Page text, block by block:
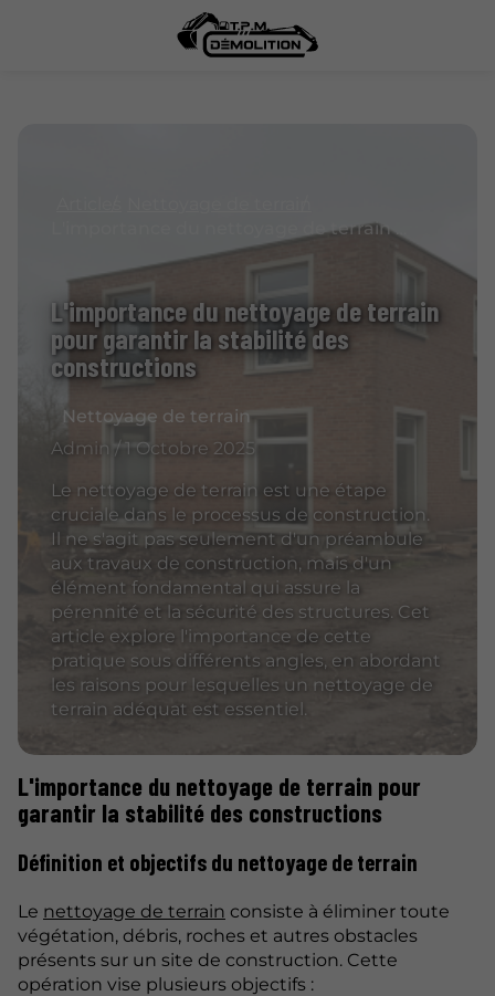
L'importance du nettoyage de terrain
pour garantir la stabilité des
constructions
Nettoyage de terrain
Admin / 1 Octobre 2025
Le nettoyage de terrain est une étape
cruciale dans le processus de construction.
Il ne s'agit pas seulement d'un préambule
aux travaux de construction, mais d'un
élément fondamental qui assure la
pérennité et la sécurité des structures. Cet
article explore l'importance de cette
pratique sous différents angles, en abordant
les raisons pour lesquelles un nettoyage de
terrain adéquat est essentiel.
L'importance du nettoyage de terrain pour
garantir la stabilité des constructions
Définition et objectifs du nettoyage de terrain
Le nettoyage de terrain consiste à éliminer toute
végétation, débris, roches et autres obstacles
présents sur un site de construction. Cette
opération vise plusieurs objectifs :